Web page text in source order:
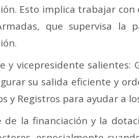
Esto implica trabajar
que supervisa la
y vicepresidente salientes:
su salida eficiente y
y Registros para ayudar a
de la financiación y la